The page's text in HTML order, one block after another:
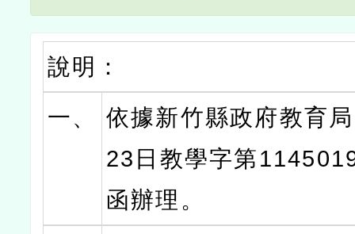
說明：
一、
依據新竹縣政府教育
23日教學字第
函辦理。